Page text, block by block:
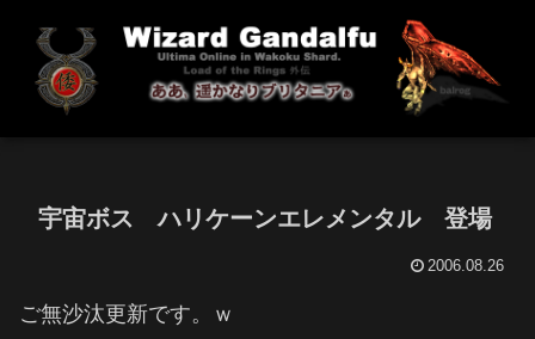
宇宙ボス ハリケーンエレメンタル 登場
2006.08.26
ご無沙汰更新です。ｗ